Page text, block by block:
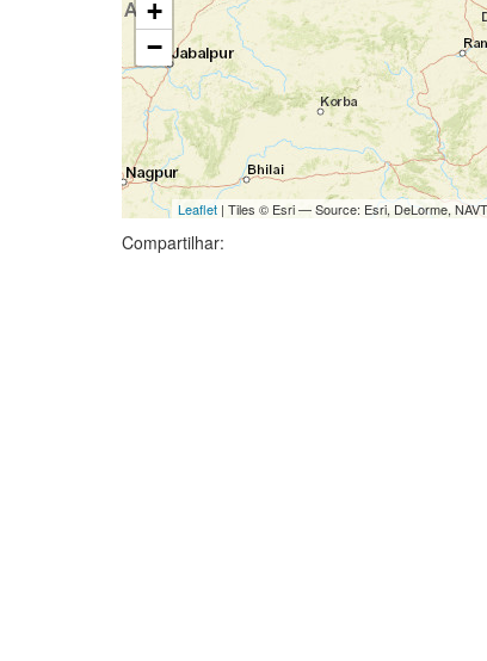
+
−
Leaflet| Tiles © Esri — Source: Esri, DeLorme,
Compartilhar: